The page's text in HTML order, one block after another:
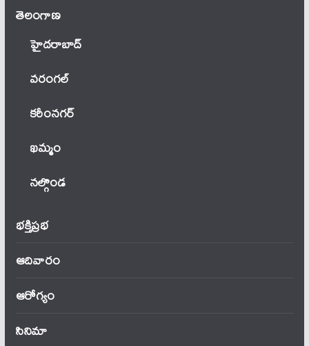
తెలంగాణ‌
హైదరాబాద్
వ‌రంగ‌ల్
కరీంనగర్
ఖ‌మ్మం
నల్గొండ
భక్తిప్రభ
ఆదివారం
ఆరోగ్యం
సినిమా